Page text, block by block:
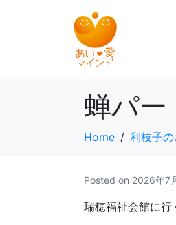
蝉パー
Home 利枝子
Posted on 2026年7
瑞穂福祉会館に行